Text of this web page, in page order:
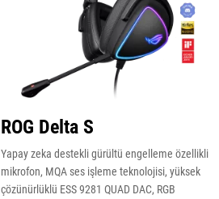
ROG Delta S
Yapay zeka destekli gürültü engelleme özellikli
mikrofon, MQA ses işleme teknolojisi, yüksek
çözünürlüklü ESS 9281 QUAD DAC, RGB